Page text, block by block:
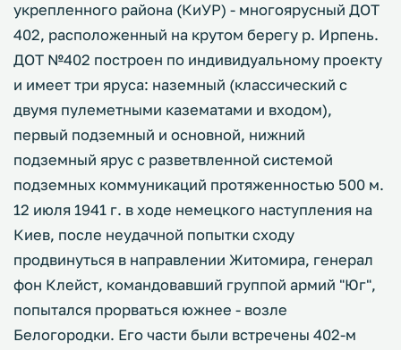
укрепленного района (КиУР) - многоярусный ДОТ
402, расположенный на крутом берегу р. Ирпень.
ДОТ №402 построен по индивидуальному проекту
и имеет три яруса: наземный (классический с
двумя пулеметными казематами и входом),
первый подземный и основной, нижний
подземный ярус с разветвленной системой
подземных коммуникаций протяженностью 500 м.
12 июля 1941 г. в ходе немецкого наступления на
Киев, после неудачной попытки сходу
продвинуться в направлении Житомира, генерал
фон Клейст, командовавший группой армий "Юг",
попытался прорваться южнее - возле
Белогородки. Его части были встречены 402-м